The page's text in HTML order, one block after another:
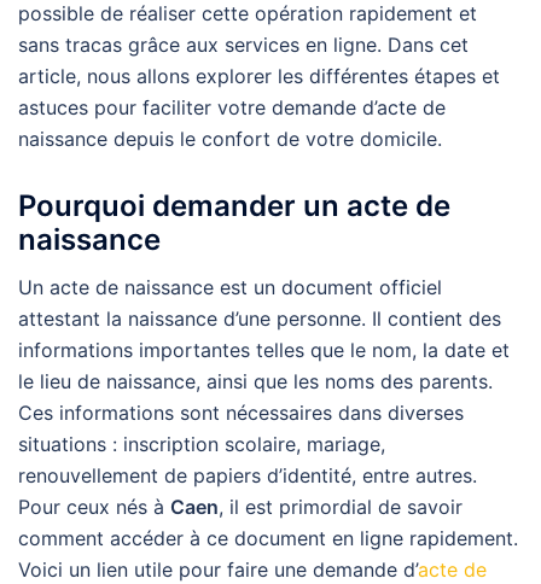
possible de réaliser cette opération rapidement et
sans tracas grâce aux services en ligne. Dans cet
article, nous allons explorer les différentes étapes et
astuces pour faciliter votre demande d’acte de
naissance depuis le confort de votre domicile.
Pourquoi demander un acte de
naissance
Un acte de naissance est un document officiel
attestant la naissance d’une personne. Il contient des
informations importantes telles que le nom, la date et
le lieu de naissance, ainsi que les noms des parents.
Ces informations sont nécessaires dans diverses
situations : inscription scolaire, mariage,
renouvellement de papiers d’identité, entre autres.
Pour ceux nés à Caen, il est primordial de savoir
comment accéder à ce document en ligne rapidement.
Voici un lien utile pour faire une demande d’acte de